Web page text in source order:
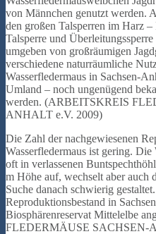
von Männchen genutzt werden.
den großen Talsperren im Harz
Talsperre und
umgeben von großräumigen
verschiedene naturräumliche
Wasserfledermaus in Sachsen-
Umland – noch ungenügend
werden. (ARBEITSKREIS
ANHALT e.V. 2009)
Die Zahl der nachgewiesenen
Wasserfledermaus ist gering.
oft in verlassenen
m Höhe auf, wechselt aber auch
Suche danach schwierig
Reproduktionsbestand in
Biosphärenreservat Mittelelbe
FLEDERMÄUSE SACHSEN-